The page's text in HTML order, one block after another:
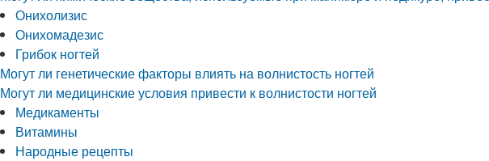
Онихолизис
Онихомадезис
Грибок ногтей
Могут ли генетические факторы влиять на волнистость ногтей
Могут ли медицинские условия привести к волнистости ногтей
Медикаменты
Витамины
Народные рецепты